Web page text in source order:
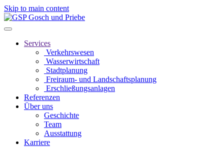
Skip to main content
Services
Verkehrswesen
Wasserwirtschaft
Stadtplanung
Freiraum- und Landschaftsplanung
Erschließungsanlagen
Referenzen
Über uns
Geschichte
Team
Ausstattung
Karriere